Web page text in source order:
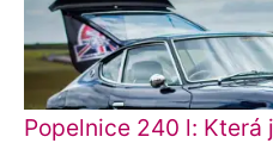
Popelnice 240 l: Která